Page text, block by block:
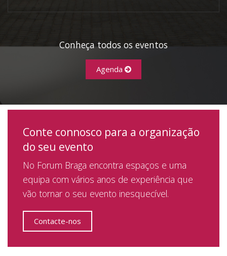
Conheça todos os eventos
Agenda
Conte connosco para a organização
do seu evento
No Forum Braga encontra espaços e uma
equipa com vários anos de experiência que
vão tornar o seu evento inesquecível.
Contacte-nos